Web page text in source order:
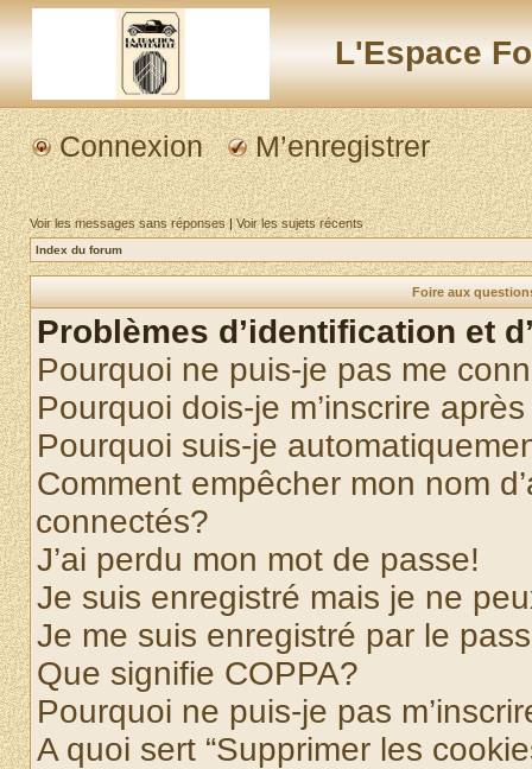
L'Espace
Connexion M’enregistrer
Voir les messages sans réponses|Voir les sujets récents
Index du forum
Foire aux
Problèmes d’identification et
Pourquoi ne puis-je pas me
Pourquoi dois-je m’inscrire
Pourquoi suis-je
Comment empêcher mon nom
connectés?
J’ai perdu mon mot de passe!
Je suis enregistré mais je ne
Je me suis enregistré par le
Que signifie COPPA?
Pourquoi ne puis-je pas
A quoi sert “Supprimer les